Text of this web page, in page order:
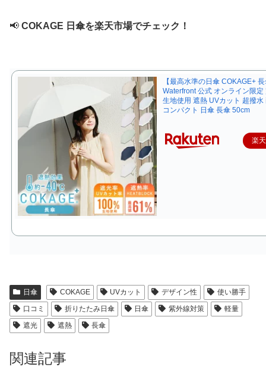
📢 COKAGE 日傘を楽天市場でチェック！
【最高水準の日傘 COKAGE+
Waterfront 公式 オンライン限定
生地使用 遮熱 UVカット 超撥水
コンパクト 日傘 長傘 50cm
楽
日傘 COKAGE UVカット デザイン性
使い勝手
口コミ
折りたたみ日傘 日傘 紫外線対策
軽量
遮光
遮熱 長傘
関連記事